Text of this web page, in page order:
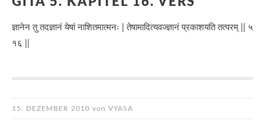
ज्ञानेन तु तदज्ञानं येषां नाशितमात्मनः | तेषामादित्यवज्ज्ञानं प्रकाशयति तत्परम् || ५
१६ ||
15. DEZEMBER 2010 von VYASA